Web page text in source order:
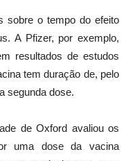
sobre o tempo do efeito
A Pfizer, por exemplo,
resultados de estudos
tem duração de, pelo
segunda dose.
de Oxford avaliou os
uma dose da vacina